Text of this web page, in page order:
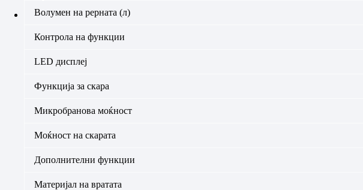
Волумен на рерната (л)
Контрола на функции
LED дисплеј
Функција за скара
Микробранова моќност
Моќност на скарата
Дополнителни функции
Материјал на вратата